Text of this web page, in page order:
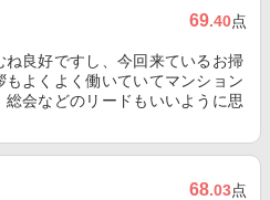
69.40点
良好ですし、今回来ているお掃
よくよく働いていてマンション
会などのリードもいいように思
68.03点